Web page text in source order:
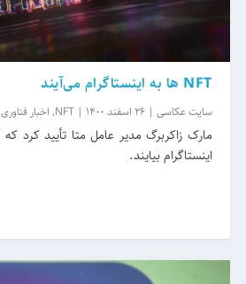
NFT ها به اینستاگرام می‌آیند
سایت عکاسی |26 اسفند 1400 |
NFT
, اخبار فناوری
اینستاگرام بیایند.